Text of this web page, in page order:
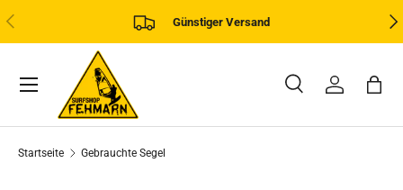
DIREKT ZUM INHALT
VORHERIGE Günstiger Versand
Suchen
Art
SucheEinloggen
Menü
Startseite Gebrauchte Segel